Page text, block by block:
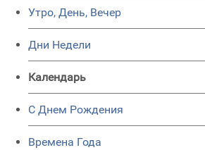
Утро, День, Вечер
Дни Недели
Календарь
C Днем Рождения
Времена Года